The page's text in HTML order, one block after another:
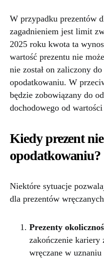
W przypadku prezentów
zagadnieniem jest limit
2025 roku kwota ta
wartość prezentu nie
nie został on zaliczony
opodatkowaniu. W
będzie zobowiązany do
dochodowego od
Kiedy prezent
opodatkowaniu?
Niektóre sytuacje
dla prezentów
Prezenty
zakończenie kariery
wręczane w uznaniu